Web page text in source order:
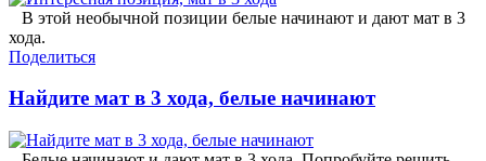
В этой необычной позиции белые начинают и дают мат в 3
хода.
Поделиться
Найдите мат в 3 хода, белые начинают